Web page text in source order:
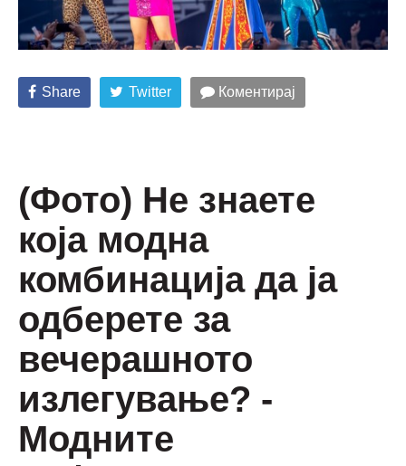
Share Twitter Коментирај
(Фото) Не знаете
која модна
комбинација да ја
одберете за
вечерашното
излегување? -
Модните